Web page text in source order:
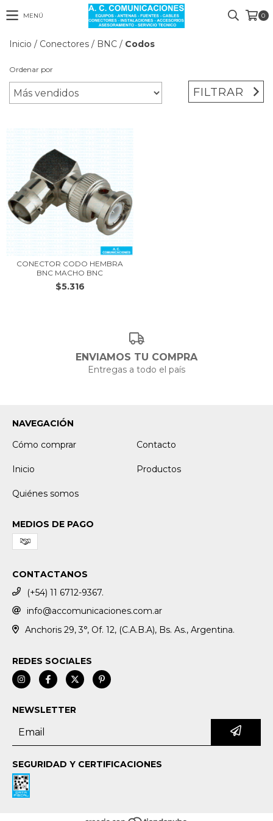
MENÚ 0
Inicio / Conectores / BNC / Codos
Ordenar por
FILTRAR
CONECTOR CODO HEMBRA
BNC MACHO BNC
$5.316
ENVIAMOS TU COMPRA
Entregas a todo el país
NAVEGACIÓN
Cómo comprar
Contacto
Inicio Productos
Quiénes somos
MEDIOS DE PAGO
CONTACTANOS
(+54) 11 6712-9367.
info@accomunicaciones.com.ar
Anchoris 29, 3°, Of. 12, (C.A.B.A), Bs. As., Argentina.
REDES SOCIALES
NEWSLETTER
SEGURIDAD Y CERTIFICACIONES